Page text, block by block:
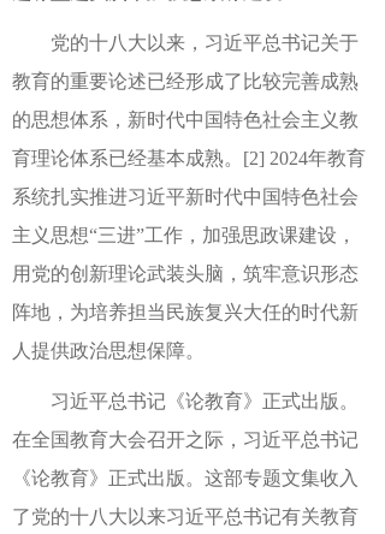
党的十八大以来，习近平总书记关于
教育的重要论述已经形成了比较完善成熟
的思想体系，新时代中国特色社会主义教
育理论体系已经基本成熟。 [2] 2024年教育
系统扎实推进习近平新时代中国特色社会
主义思想“三进”工作，加强思政课建设，
用党的创新理论武装头脑，筑牢意识形态
阵地，为培养担当民族复兴大任的时代新
人提供政治思想保障。
习近平总书记《论教育》正式出版。
在全国教育大会召开之际，习近平总书记
《论教育》正式出版。这部专题文集收入
了党的十八大以来习近平总书记有关教育